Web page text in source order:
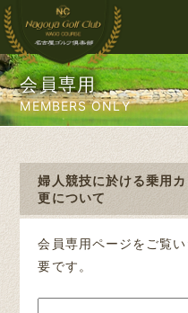
会員専用
MEMBERS ONLY
婦人競技に於ける乗用
更について
会員専用ページをご覧
要です。